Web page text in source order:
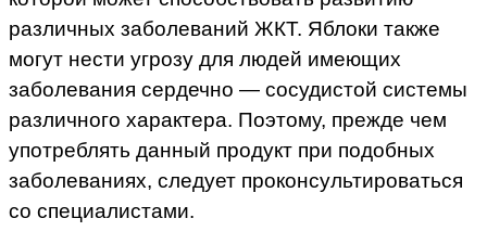
различных заболеваний ЖКТ. Яблоки также
могут нести угрозу для людей имеющих
заболевания сердечно — сосудистой системы
различного характера. Поэтому, прежде чем
употреблять данный продукт при подобных
заболеваниях, следует проконсультироваться
со специалистами.